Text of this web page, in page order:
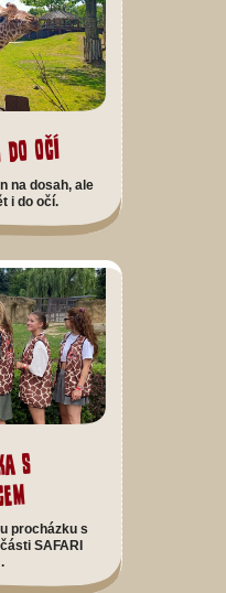
očí
na dosah, ale
i do očí.
s
procházku s
SAFARI